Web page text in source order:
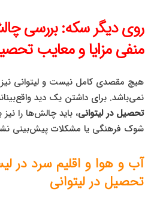
روی دیگر سکه: بررسی
منفی مزایا و معایب
هیچ مقصدی کامل نیست و لیتوانی نیز
نمی‌باشد. برای داشتن یک دید
تحصیل در لیتوانی، باید چالش‌ها را
شوک فرهنگی یا مشکلات پیش‌بینی
آب و هوا و اقلیم سرد در
تحصیل در لیتوانی